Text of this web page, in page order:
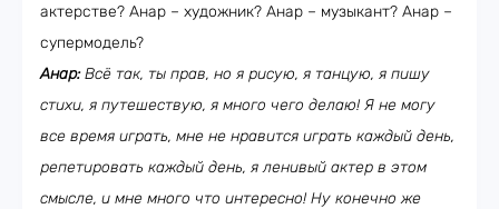
актерстве? Анар – художник? Анар – музыкант? Анар –
супермодель?
Анар:Всё так, ты прав, но я рисую, я танцую, я пишу
стихи, я путешествую, я много чего делаю! Я не могу
все время играть, мне не нравится играть каждый день,
репетировать каждый день, я ленивый актер в этом
смысле, и мне много что интересно! Ну конечно же